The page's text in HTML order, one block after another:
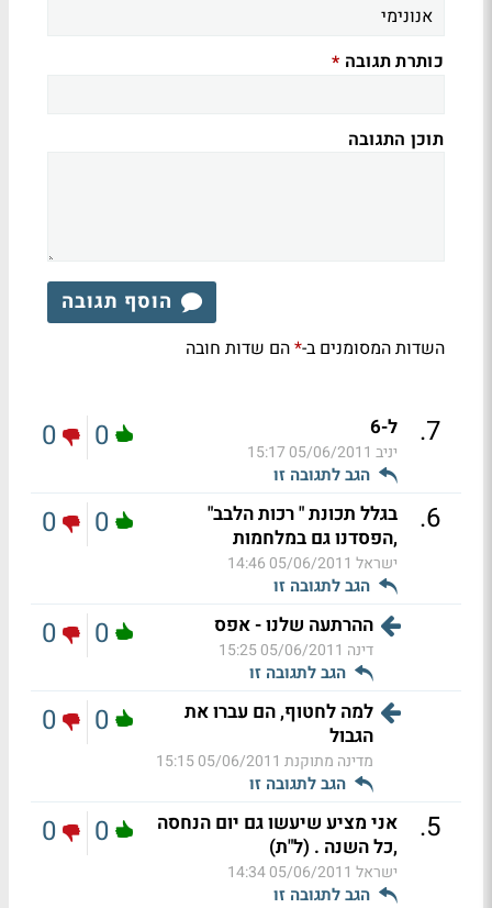
כותרת תגובה *
תוכן התגובה
הוסף תגובה
השדות המסומנים ב-*הם שדות חובה
7
. ל-6
יניב 05/06/2011 15:17
הגב לתגובה זו
0
0
6
.
בגלל תכונת " רכות הלבב"
,הפסדנו גם במלחמות
ישראל 05/06/2011 14:46
הגב לתגובה זו
0
0
ההרתעה שלנו - אפס
דינה 05/06/2011 15:25
הגב לתגובה זו
0
0
למה לחטוף, הם עברו את
הגבול
מדינה מתוקנת 05/06/2011 15:15
הגב לתגובה זו
0
0
5
.
אני מציע שיעשו גם יום הנחסה
,כל השנה . (ל"ת)
ישראל 05/06/2011 14:34
הגב לתגובה זו
0
0